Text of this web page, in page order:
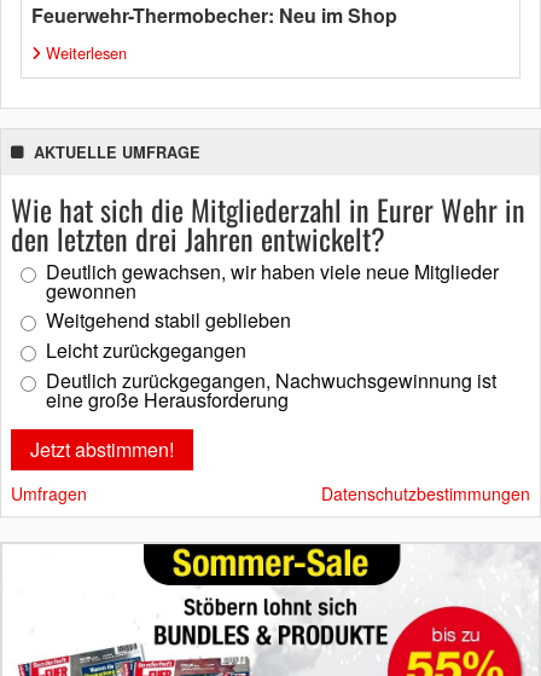
Feuerwehr-Thermobecher: Neu im Shop
Weiterlesen
AKTUELLE UMFRAGE
Wie hat sich die Mitgliederzahl in Eurer Wehr in
den letzten drei Jahren entwickelt?
Deutlich gewachsen, wir haben viele neue Mitglieder
gewonnen
Weitgehend stabil geblieben
Leicht zurückgegangen
Deutlich zurückgegangen, Nachwuchsgewinnung ist
eine große Herausforderung
Umfragen Datenschutzbestimmungen